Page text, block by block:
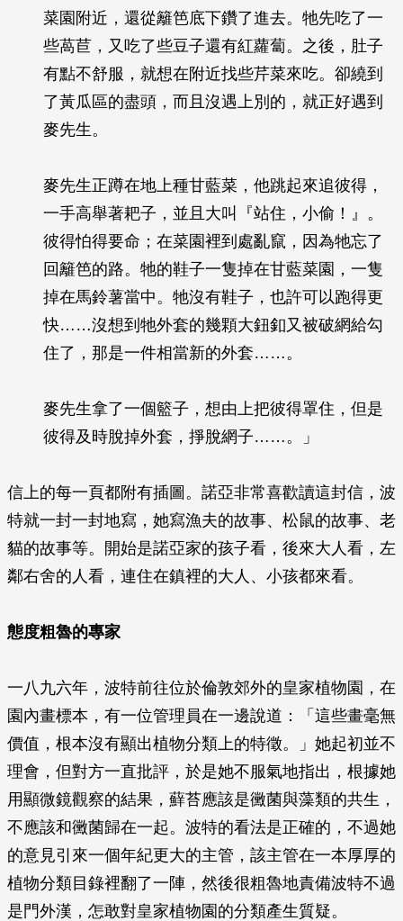
菜園附近，還從籬笆底下鑽了進去。牠先吃了一
些萵苣，又吃了些豆子還有紅蘿蔔。之後，肚子
有點不舒服，就想在附近找些芹菜來吃。卻繞到
了黃瓜區的盡頭，而且沒遇上別的，就正好遇到
麥先生。
麥先生正蹲在地上種甘藍菜，他跳起來追彼得，
一手高舉著耙子，並且大叫『站住，小偷！』。
彼得怕得要命；在菜園裡到處亂竄，因為牠忘了
回籬笆的路。牠的鞋子一隻掉在甘藍菜園，一隻
掉在馬鈴薯當中。牠沒有鞋子，也許可以跑得更
快……沒想到牠外套的幾顆大鈕釦又被破網給勾
住了，那是一件相當新的外套……。
麥先生拿了一個籃子，想由上把彼得罩住，但是
彼得及時脫掉外套，掙脫網子……。」
信上的每一頁都附有插圖。諾亞非常喜歡讀這封信，波
特就一封一封地寫，她寫漁夫的故事、松鼠的故事、老
貓的故事等。開始是諾亞家的孩子看，後來大人看，左
鄰右舍的人看，連住在鎮裡的大人、小孩都來看。
態度粗魯的專家
一八九六年，波特前往位於倫敦郊外的皇家植物園，在
園內畫標本，有一位管理員在一邊說道：「這些畫毫無
價值，根本沒有顯出植物分類上的特徵。」她起初並不
理會，但對方一直批評，於是她不服氣地指出，根據她
用顯微鏡觀察的結果，蘚苔應該是黴菌與藻類的共生，
不應該和黴菌歸在一起。波特的看法是正確的，不過她
的意見引來一個年紀更大的主管，該主管在一本厚厚的
植物分類目錄裡翻了一陣，然後很粗魯地責備波特不過
是門外漢，怎敢對皇家植物園的分類產生質疑。